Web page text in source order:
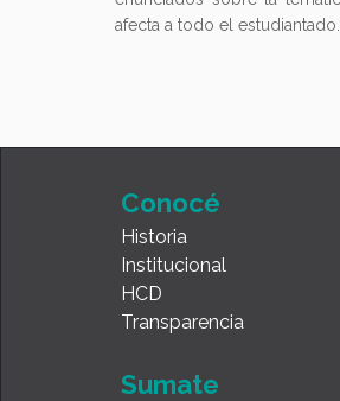
afecta a todo el
Conocé
Historia
Institucional
HCD
Transparencia
Sumate